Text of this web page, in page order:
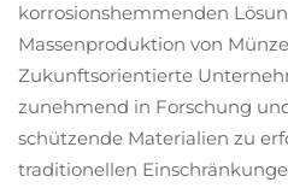
korrosionshemmenden
Massenproduktion von
Zukunftsorientierte
zunehmend in Forschung
schützende Materialien zu
traditionellen